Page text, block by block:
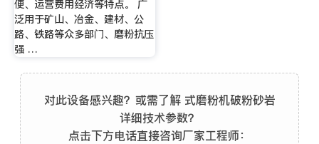
便、运营费用经济等特点。 广
泛用于矿山、冶金、建材、公
路、铁路等众多部门、磨粉抗压
强 …
对此设备感兴趣？或需了解 式磨粉机破粉砂岩
详细技术参数？
点击下方电话直接咨询厂家工程师：